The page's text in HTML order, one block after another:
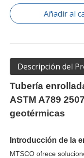
Añadir al
Descripción del
Tubería
ASTM A789
geotérmicas
Introducción de la
MTSCO ofrece